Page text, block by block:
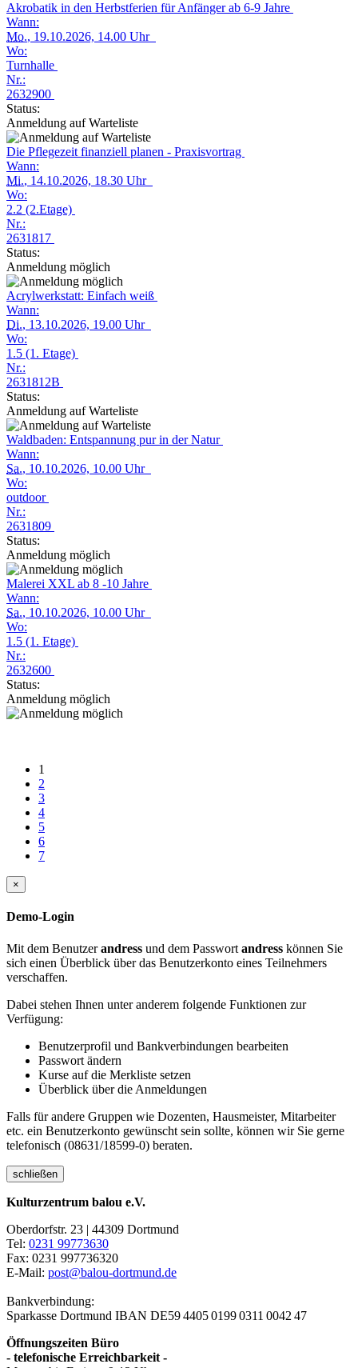
Akrobatik in den Herbstferien für Anfänger ab 6-9 Jahre
Wann:
Mo., 19.10.2026, 14.00 Uhr
Wo:
Turnhalle
Nr.:
2632900
Status:
Anmeldung auf Warteliste
Die Pflegezeit finanziell planen - Praxisvortrag
Wann:
Mi., 14.10.2026, 18.30 Uhr
Wo:
2.2 (2.Etage)
Nr.:
2631817
Status:
Anmeldung möglich
Acrylwerkstatt: Einfach weiß
Wann:
Di., 13.10.2026, 19.00 Uhr
Wo:
1.5 (1. Etage)
Nr.:
2631812B
Status:
Anmeldung auf Warteliste
Waldbaden: Entspannung pur in der Natur
Wann:
Sa., 10.10.2026, 10.00 Uhr
Wo:
outdoor
Nr.:
2631809
Status:
Anmeldung möglich
Malerei XXL ab 8 -10 Jahre
Wann:
Sa., 10.10.2026, 10.00 Uhr
Wo:
1.5 (1. Etage)
Nr.:
2632600
Status:
Anmeldung möglich
1
2
3
4
5
6
7
×
Demo-Login
Mit dem Benutzerandress und dem Passwort andress können Sie
sich einen Überblick über das Benutzerkonto eines Teilnehmers
verschaffen.
Dabei stehen Ihnen unter anderem folgende Funktionen zur
Verfügung:
Benutzerprofil und Bankverbindungen bearbeiten
Passwort ändern
Kurse auf die Merkliste setzen
Überblick über die Anmeldungen
Falls für andere Gruppen wie Dozenten, Hausmeister, Mitarbeiter
etc. ein Benutzerkonto gewünscht sein sollte, können wir Sie gerne
telefonisch (08631/18599-0) beraten.
schließen
Kulturzentrum balou e.V.
Oberdorfstr. 23 | 44309 Dortmund
Tel: 0231 99773630
Fax: 0231 997736320
E-Mail: post@balou-dortmund.de
Bankverbindung:
Sparkasse Dortmund IBAN DE59 4405 0199 0311 0042 47
Öffnungszeiten Büro
- telefonische Erreichbarkeit -